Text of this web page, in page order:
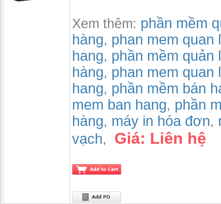
Xem thêm: phần mềm
hàng, phan mem quan
hang, phần mềm quản
hàng, phan mem quan
hang, phần mềm bán
mem ban hang, phần
hàng, máy in hóa đơn,
vạch, Giá: Liên hệ